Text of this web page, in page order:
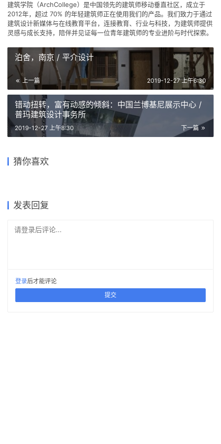
建筑学院（ArchCollege）是中国领先的建筑师移动垂直社区，成立于
2012年，超过 70% 的年轻建筑师正在使用我们的产品。我们致力于通过
建筑设计新媒体与在线教育平台，连接教育、行业与科技，为建筑师提供
灵感与成长支持，陪伴并见证每一位青年建筑师的专业进阶与时代探索。
泊舍，南京 / 平介设计
上一篇 2019-12-27 上午6:30
错动扭转，富有动感的倾斜：中国兰博基尼展示中心 /
普玛建筑设计事务所
下一篇
2019-12-27 上午8:30
猜你喜欢
筑设计中心
提升改造示范——西安建筑科
临海市协成幼儿园 / 任天建筑
发表回复
请登录后评论...
登录后才能评论
提交